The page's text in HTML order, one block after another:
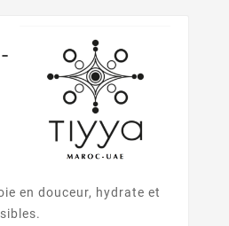
en douceur, hydrate et